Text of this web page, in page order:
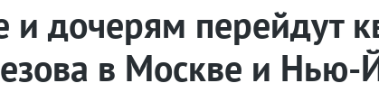
и дочерям перейдут
в Москве и Нью-